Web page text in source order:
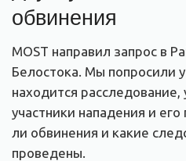
обвинения
MOST направил запрос в
Белостока. Мы попросили
находится расследование,
участники нападения и
ли обвинения и какие
проведены.